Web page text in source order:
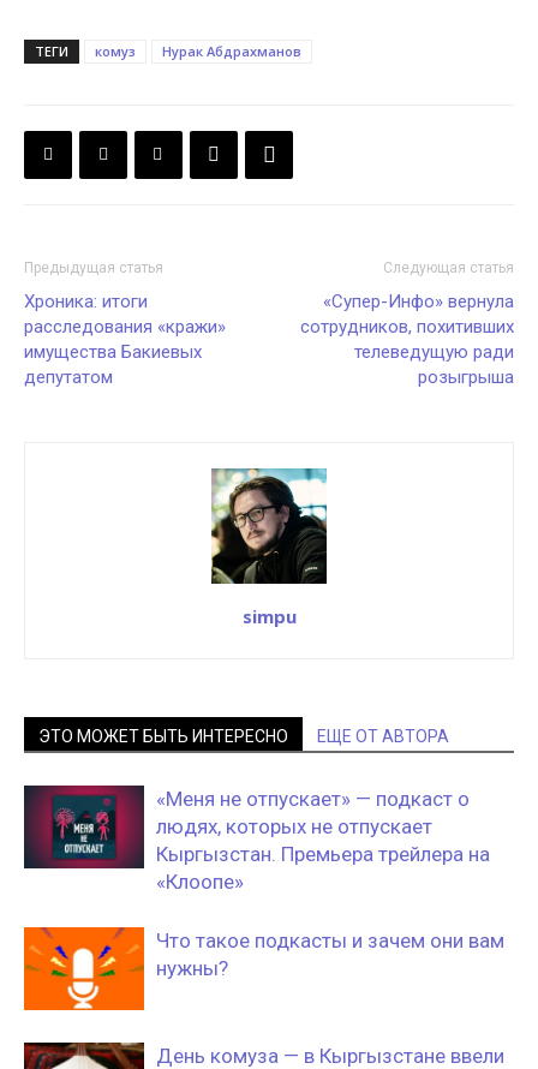
ТЕГИ комуз Нурак Абдрахманов
Предыдущая статья
Хроника: итоги
расследования «кражи»
имущества Бакиевых
депутатом
Следующая статья
«Супер-Инфо» вернула
сотрудников, похитивших
телеведущую ради
розыгрыша
simpu
ЭТО МОЖЕТ БЫТЬ ИНТЕРЕСНО ЕЩЕ ОТ АВТОРА
«Меня не отпускает» — подкаст о
людях, которых не отпускает
Кыргызстан. Премьера трейлера на
«Клоопе»
Что такое подкасты и зачем они вам
нужны?
День комуза — в Кыргызстане ввели